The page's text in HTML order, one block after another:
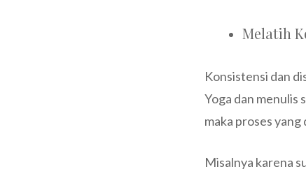
Melatih
Konsistensi dan
Yoga dan menulis
maka proses yang
Misalnya karena